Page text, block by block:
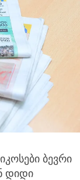
ბევრი
დიდი